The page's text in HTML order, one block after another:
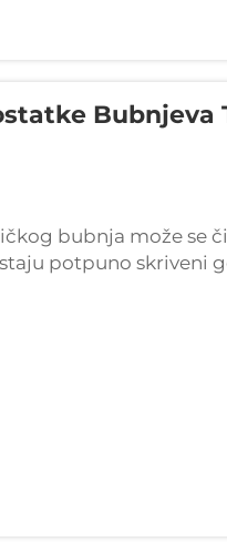
Bubnjeva
bubnja može se
potpuno skriveni
koji se oslanjaju samo